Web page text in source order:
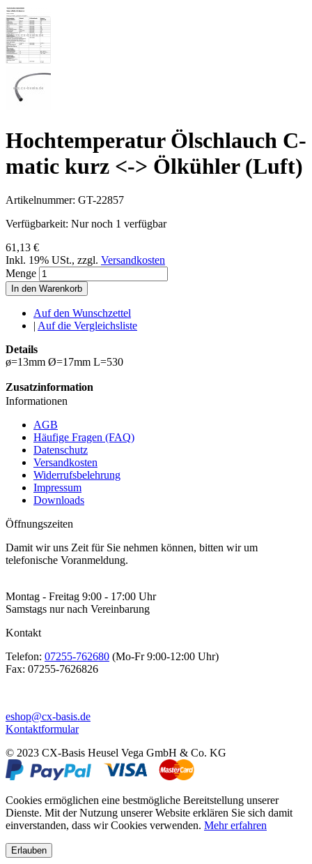
Hochtemperatur Ölschlauch C-
matic kurz <-> Ölkühler (Luft)
Artikelnummer: GT-22857
Verfügbarkeit: Nur noch 1 verfügbar
61,13 €
Inkl. 19% USt., zzgl. Versandkosten
Menge
In den Warenkorb
Auf den Wunschzettel
| Auf die Vergleichsliste
Details
ø=13mm Ø=17mm L=530
Zusatzinformation
Informationen
AGB
Häufige Fragen (FAQ)
Datenschutz
Versandkosten
Widerrufsbelehrung
Impressum
Downloads
Öffnungszeiten
Damit wir uns Zeit für Sie nehmen können, bitten wir um
telefonische Voranmeldung.
Montag - Freitag 9:00 - 17:00 Uhr
Samstags nur nach Vereinbarung
Kontakt
Telefon: 07255-762680 (Mo-Fr 9:00-12:00 Uhr)
Fax: 07255-7626826
eshop@cx-basis.de
Kontaktformular
© 2023 CX-Basis Heusel Vega GmbH & Co. KG
Cookies ermöglichen eine bestmögliche Bereitstellung unserer
Dienste. Mit der Nutzung unserer Website erklären Sie sich damit
einverstanden, dass wir Cookies verwenden. Mehr erfahren
Erlauben